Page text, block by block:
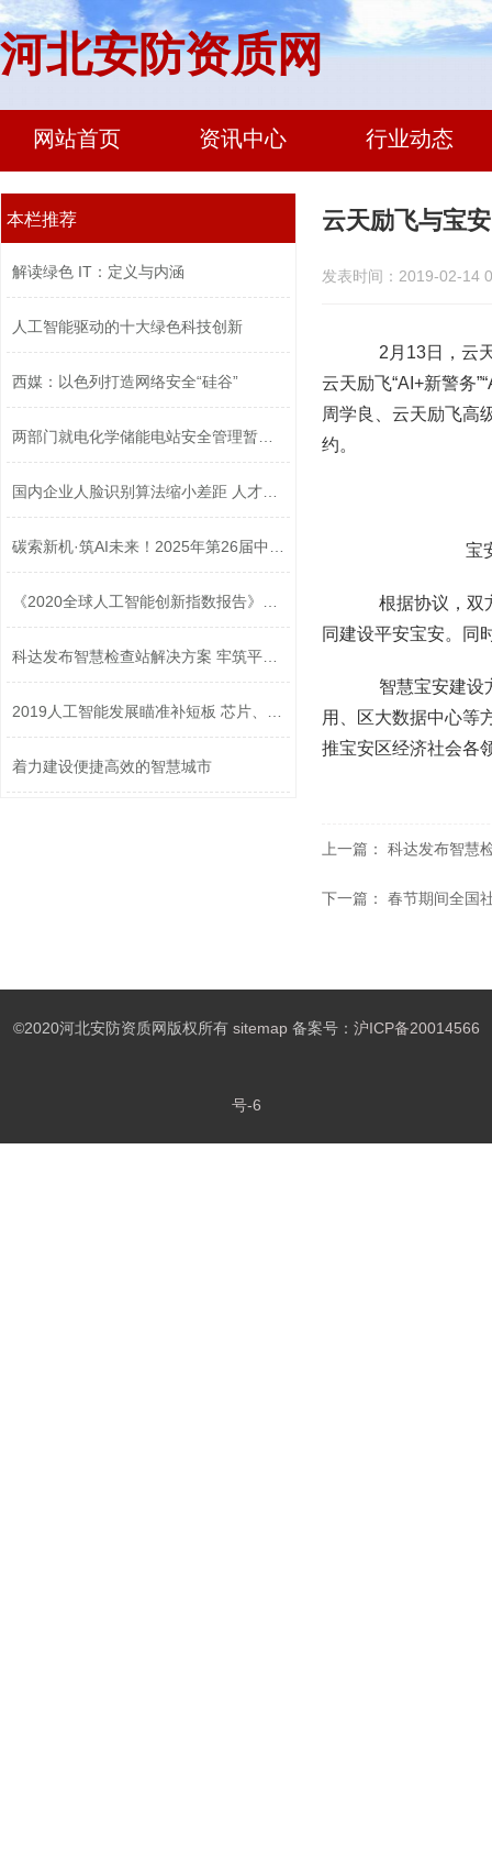
河北安防资质网
网站首页 资讯中心 行业动态
本栏推荐
解读绿色 IT：定义与内涵
人工智能驱动的十大绿色科技创新
西媒：以色列打造网络安全“硅谷”
着力建设便捷高效的智慧城市
云天励飞与宝
发表时间：2019-02-14
2月13日，云天
云天励飞“AI+新警务
周学良、云天励飞高
约。
宝安
根据协议，双方
同建设平安宝安。同
智慧宝安建设方
用、区大数据中心等
推宝安区经济社会各
上一篇： 科达发布智慧
下一篇： 春节期间全国
©2020河北安防资质网版权所有 sitemap备案号： 沪ICP备20014566
号-6